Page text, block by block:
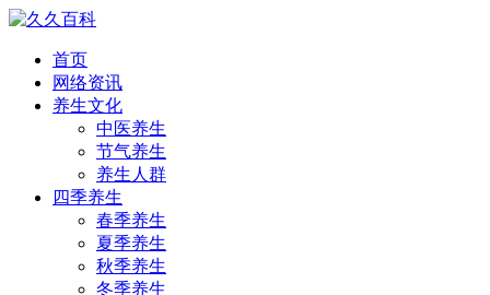
首页
网络资讯
养生文化
中医养生
节气养生
养生人群
四季养生
春季养生
夏季养生
秋季养生
冬季养生